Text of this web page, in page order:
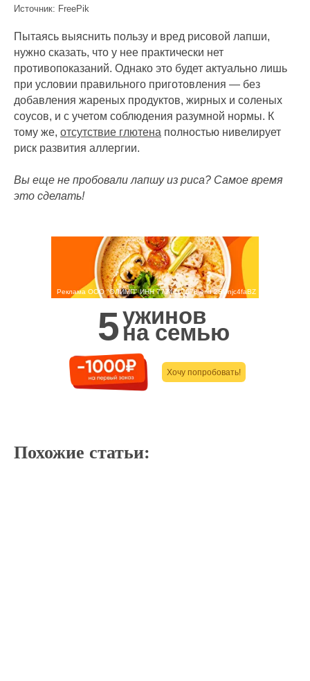
Источник: FreePik
Пытаясь выяснить пользу и вред рисовой лапши,
нужно сказать, что у нее практически нет
противопоказаний. Однако это будет актуально лишь
при условии правильного приготовления — без
добавления жареных продуктов, жирных и соленых
соусов, и с учетом соблюдения разумной нормы. К
тому же, отсутствие глютена полностью нивелирует
риск развития аллергии.
Вы еще не пробовали лапшу из риса? Самое время
это сделать!
ужинов
на семью
5
Хочу попробовать!
Реклама ООО "ОЛИМП" ИНН 7724417578 erid 2SDnjc4faBZ
Похожие статьи: